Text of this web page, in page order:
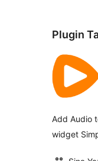
Plugin
Add Audio
widget